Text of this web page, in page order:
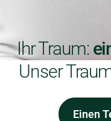
Ihr Traum:
Unser
Einen